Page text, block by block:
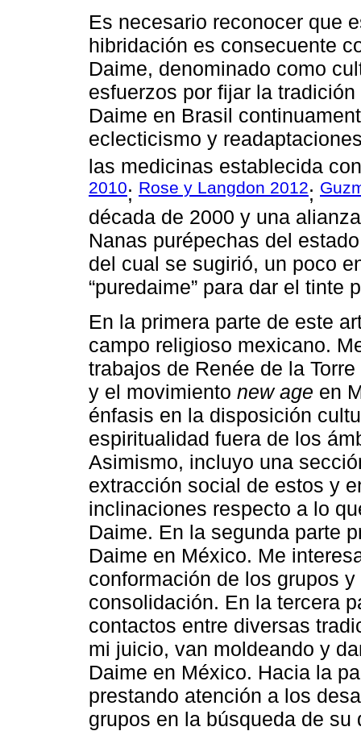
Es necesario reconocer que
hibridación es consecuente
Daime, denominado como
esfuerzos por fijar la
Daime en Brasil
eclecticismo y
las medicinas establecida
2010; Rose y Langdon 2012;
década de 2000 y una
Nanas purépechas del
del cual se sugirió, un poco
“puredaime” para dar el tinte
En la primera parte de este
campo religioso mexicano.
trabajos de Renée de la
y el movimiento new age en
énfasis en la disposición
espiritualidad fuera de los
Asimismo, incluyo una
extracción social de estos y
inclinaciones respecto a lo
Daime. En la segunda parte
Daime en México. Me
conformación de los grupos
consolidación. En la tercera
contactos entre diversas
mi juicio, van moldeando y
Daime en México. Hacia la
prestando atención a los
grupos en la búsqueda de su